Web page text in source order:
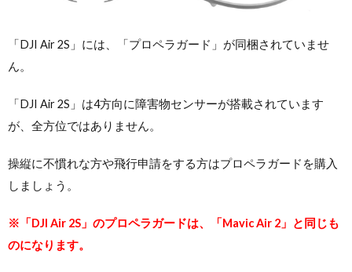
「DJI Air 2S」には、「プロペラガード」が同梱されていませ
ん。
「DJI Air 2S」は4方向に障害物センサーが搭載されています
が、全方位ではありません。
操縦に不慣れな方や飛行申請をする方はプロペラガードを購入
しましょう。
※「DJI Air 2S」のプロペラガードは、 「Mavic Air 2」と同じも
のになります。